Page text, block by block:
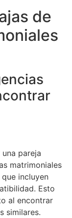
de
pareja
matrimoniales
incluyen
Esto
al encontrar
similares.